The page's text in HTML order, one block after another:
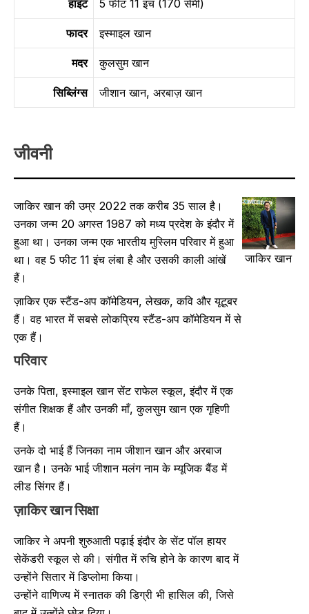
हाइट 5 फीट 11 इंच (170 सेमी)
फादर इस्माइल खान
मदर कुलसुम खान
सिब्लिंग्स जीशान खान, अरबाज़ खान
जीवनी
जाकिर खान की उम्र 2022 तक करीब 35 साल है।
उनका जन्म 20 अगस्त 1987 को मध्य प्रदेश के इंदौर में
हुआ था। उनका जन्म एक भारतीय मुस्लिम परिवार में हुआ
था। वह 5 फीट 11 इंच लंबा है और उसकी काली आंखें
हैं।
ज़ाकिर एक स्टैंड-अप कॉमेडियन, लेखक, कवि और यूटूबर
हैं। वह भारत में सबसे लोकप्रिय स्टैंड-अप कॉमेडियन में से
एक हैं।
परिवार
उनके पिता, इस्माइल खान सेंट राफेल स्कूल, इंदौर में एक
संगीत शिक्षक हैं और उनकी माँ, कुलसुम खान एक गृहिणी
हैं।
उनके दो भाई हैं जिनका नाम जीशान खान और अरबाज
खान है। उनके भाई जीशान मलंग नाम के म्यूजिक बैंड में
लीड सिंगर हैं।
ज़ाकिर खानसिक्षा
जाकिर ने अपनी शुरुआती पढ़ाई इंदौर के सेंट पॉल हायर
सेकेंडरी स्कूल से की। संगीत में रुचि होने के कारण बाद में
उन्होंने सितार में डिप्लोमा किया।
उन्होंने वाणिज्य में स्नातक की डिग्री भी हासिल की, जिसे
जाकिर खान